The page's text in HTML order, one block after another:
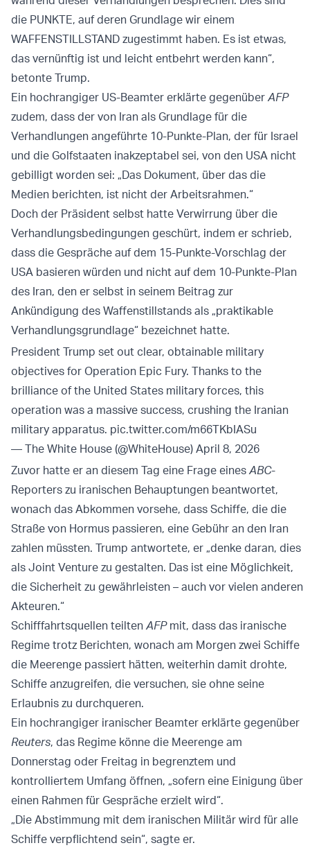
die PUNKTE, auf deren Grundlage wir einem
WAFFENSTILLSTAND zugestimmt haben. Es ist etwas,
das vernünftig ist und leicht entbehrt werden kann“,
betonte Trump.
Ein hochrangiger US-Beamter erklärte gegenüber AFP
zudem, dass der von Iran als Grundlage für die
Verhandlungen angeführte 10-Punkte-Plan, der für Israel
und die Golfstaaten inakzeptabel sei, von den USA nicht
gebilligt worden sei: „Das Dokument, über das die
Medien berichten, ist nicht der Arbeitsrahmen.“
Doch der Präsident selbst hatte Verwirrung über die
Verhandlungsbedingungen geschürt, indem er schrieb,
dass die Gespräche auf dem 15-Punkte-Vorschlag der
USA basieren würden und nicht auf dem 10-Punkte-Plan
des Iran, den er selbst in seinem Beitrag zur
Ankündigung des Waffenstillstands als „praktikable
Verhandlungsgrundlage“ bezeichnet hatte.
President Trump set out clear, obtainable military
objectives for Operation Epic Fury. Thanks to the
brilliance of the United States military forces, this
operation was a massive success, crushing the Iranian
military apparatus. pic.twitter.com/m66TKbIASu
— The White House (@WhiteHouse) April 8, 2026
Zuvor hatte er an diesem Tag eine Frage eines ABC-
Reporters zu iranischen Behauptungen beantwortet,
wonach das Abkommen vorsehe, dass Schiffe, die die
Straße von Hormus passieren, eine Gebühr an den Iran
zahlen müssten. Trump antwortete, er „denke daran, dies
als Joint Venture zu gestalten. Das ist eine Möglichkeit,
die Sicherheit zu gewährleisten – auch vor vielen anderen
Akteuren.“
Schifffahrtsquellen teilten AFPmit, dass das iranische
Regime trotz Berichten, wonach am Morgen zwei Schiffe
die Meerenge passiert hätten, weiterhin damit drohte,
Schiffe anzugreifen, die versuchen, sie ohne seine
Erlaubnis zu durchqueren.
Ein hochrangiger iranischer Beamter erklärte gegenüber
Reuters, das Regime könne die Meerenge am
Donnerstag oder Freitag in begrenztem und
kontrolliertem Umfang öffnen, „sofern eine Einigung über
einen Rahmen für Gespräche erzielt wird“.
„Die Abstimmung mit dem iranischen Militär wird für alle
Schiffe verpflichtend sein“, sagte er.